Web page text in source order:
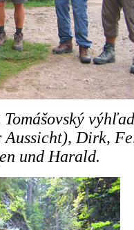
Aussicht), Dirk,
und Harald.